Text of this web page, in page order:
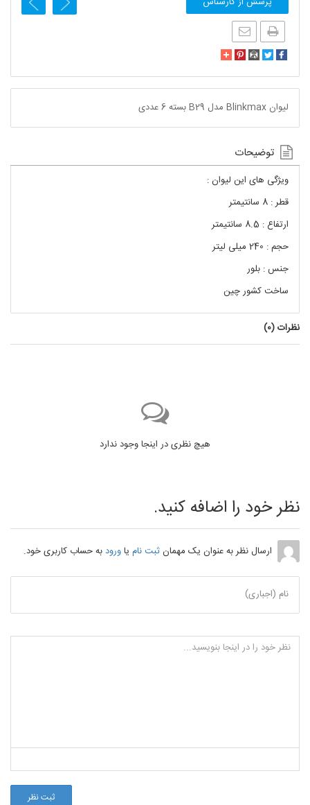
لیوان Blinkmax مدل B29 بسته 6 عددی
توضیحات
ویژگی های این لیوان :
قطر : 8 سانتیمتر
ارتفاع : 8.5 سانتیمتر
حجم : 240 میلی لیتر
جنس : بلور
ساخت کشور چین
نظرات (0
)
هیچ نظری در اینجا وجود ندارد
نظر خود را اضافه کنید.
ارسال نظر به عنوان یک مهمانثبت نام یاورودبه حساب کاربری خود.
نام (اجباری)
ثبت نظر